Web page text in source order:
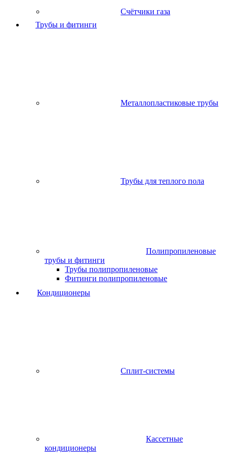
Счётчики газа
Трубы и фитинги
Металлопластиковые трубы
Трубы для теплого пола
Полипропиленовые
трубы и фитинги
Трубы полипропиленовые
Фитинги полипропиленовые
Кондиционеры
Сплит-системы
Кассетные
кондиционеры